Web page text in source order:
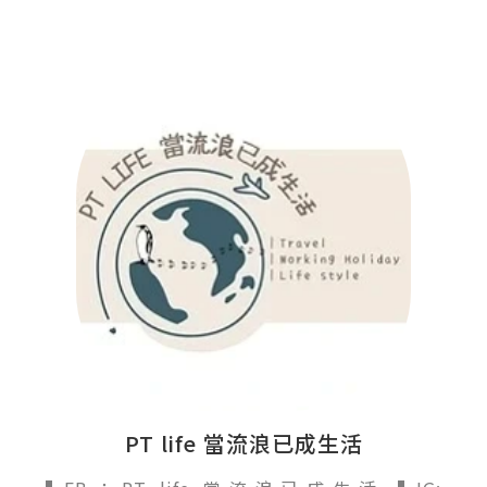
PT life 當流浪已成生活